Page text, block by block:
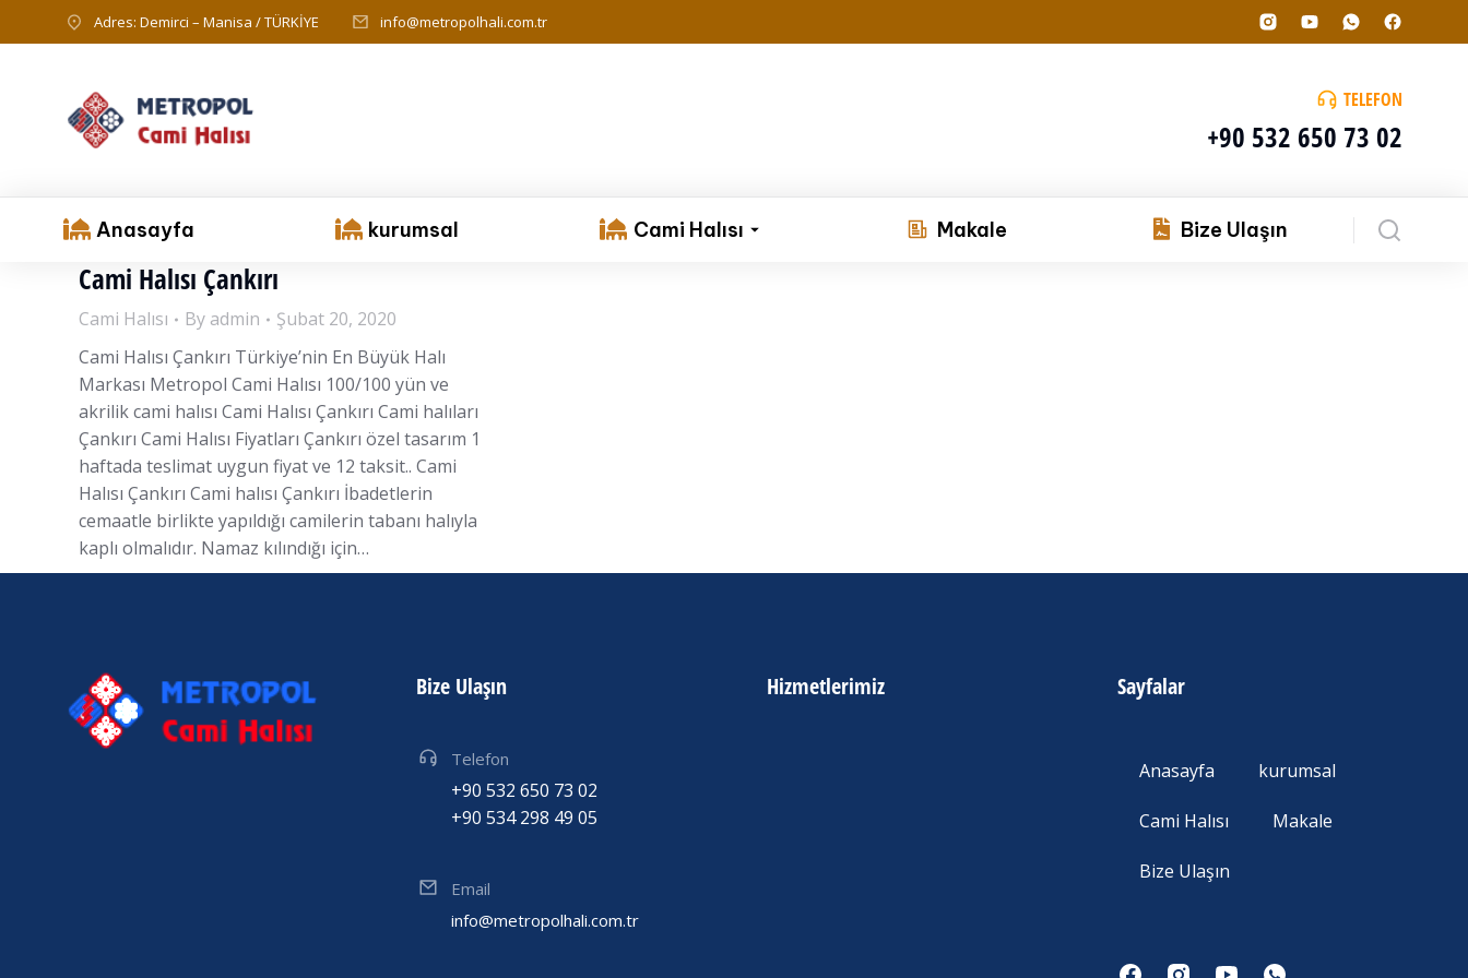
Adres: Demirci – Manisa / TÜRKİYE info@metropolhali.com.tr
TELEFON
+90 532 650 73 02
Anasayfa kurumsal Cami Halısı Makale Bize Ulaşın
Cami Halısı Çankırı
Cami Halısı By admin
Şubat 20, 2020
Cami Halısı Çankırı Türkiye’nin En Büyük Halı
Markası Metropol Cami Halısı 100/100 yün ve
akrilik cami halısı Cami Halısı Çankırı Cami halıları
Çankırı Cami Halısı Fiyatları Çankırı özel tasarım 1
haftada teslimat uygun fiyat ve 12 taksit.. Cami
Halısı Çankırı Cami halısı Çankırı İbadetlerin
cemaatle birlikte yapıldığı camilerin tabanı halıyla
kaplı olmalıdır. Namaz kılındığı için…
Bize Ulaşın
Telefon
+90 532 650 73 02
+90 534 298 49 05
Email
info@metropolhali.com.tr
Hizmetlerimiz Sayfalar
Anasayfa kurumsal
Cami Halısı Makale
Bize Ulaşın